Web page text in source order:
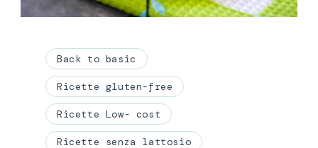
Back to basic
Ricette gluten-free
Ricette Low- cost
Ricette senza lattosio